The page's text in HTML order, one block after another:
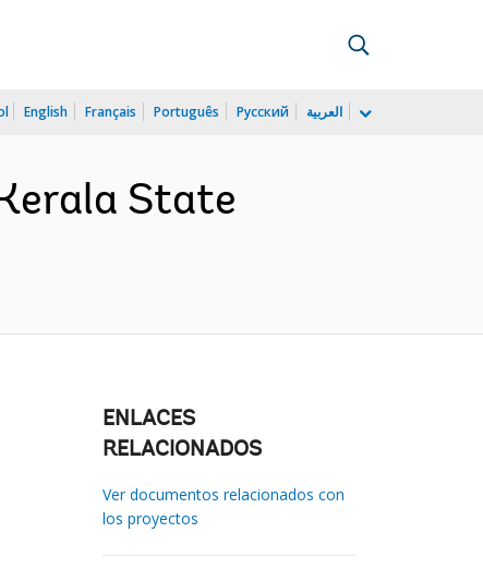
English Français Português Русский العربية
State
ENLACES
RELACIONADOS
Ver documentos relacionados con
los proyectos